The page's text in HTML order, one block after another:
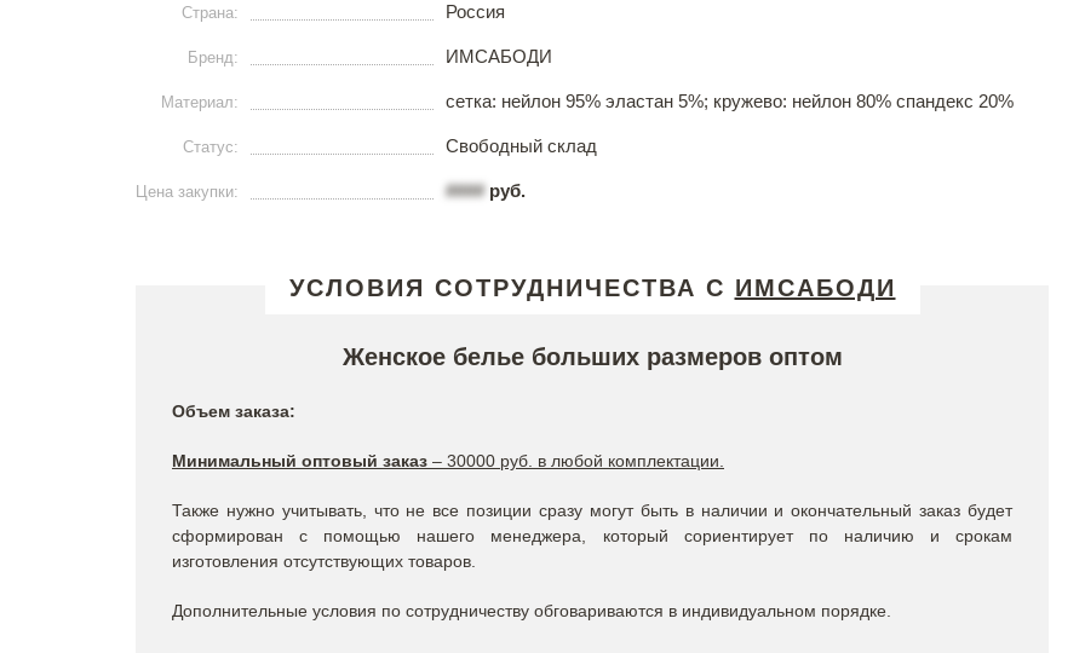
Страна: Россия
Бренд: ИМСАБОДИ
Материал: сетка: нейлон 95% эластан 5%; кружево: нейлон 80% спандекс 20%
Статус: Свободный склад
Цена закупки: ####руб.
УСЛОВИЯ СОТРУДНИЧЕСТВА С ИМСАБОДИ
Женское белье больших размеров оптом
Объем заказа:
Минимальный оптовый заказ – 30000 руб. в любой комплектации.
Также нужно учитывать, что не все позиции сразу могут быть в наличии и окончательный заказ будет
сформирован с помощью нашего менеджера, который сориентирует по наличию и срокам
изготовления отсутствующих товаров.
Дополнительные условия по сотрудничеству обговариваются в индивидуальном порядке.